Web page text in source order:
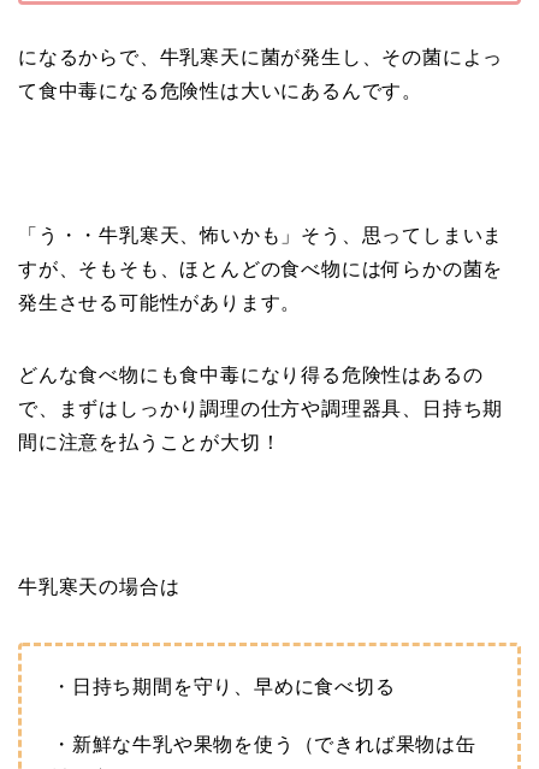
になるからで、牛乳寒天に菌が発生し、その菌によっ
て食中毒になる危険性は大いにあるんです。
「う・・牛乳寒天、怖いかも」そう、思ってしまいま
すが、そもそも、ほとんどの食べ物には何らかの菌を
発生させる可能性があります。
どんな食べ物にも食中毒になり得る危険性はあるの
で、まずはしっかり調理の仕方や調理器具、日持ち期
間に注意を払うことが大切！
牛乳寒天の場合は
・日持ち期間を守り、早めに食べ切る
・新鮮な牛乳や果物を使う（できれば果物は缶